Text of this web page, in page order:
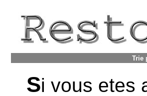
Trie
Si vous etes